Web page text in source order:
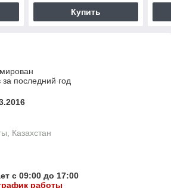
Купить
последний год
Казахстан
с 09:00 до 17:00
работы